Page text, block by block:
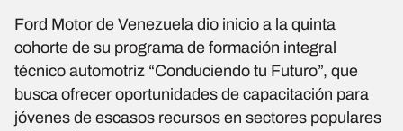
Ford Motor de Venezuela dio inicio a la quinta
cohorte de su programa de formación integral
técnico automotriz “Conduciendo tu Futuro”, que
busca ofrecer oportunidades de capacitación para
jóvenes de escasos recursos en sectores populares